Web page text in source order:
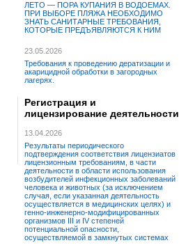
ЛЕТО — ПОРА КУПАНИЯ В ВОДОЕМАХ.
ПРИ ВЫБОРЕ ПЛЯЖА НЕОБХОДИМО
ЗНАТЬ САНИТАРНЫЕ ТРЕБОВАНИЯ,
КОТОРЫЕ ПРЕДЪЯВЛЯЮТСЯ К НИМ
23.05.2026
Требования к проведению дератизации и
акарицидной обработки в загородных
лагерях.
Регистрация и
лицензирование деятельности
13.04.2026
Результаты периодического
подтверждения соответствия лицензиатов
лицензионным требованиям, в части
деятельности в области использования
возбудителей инфекционных заболеваний
человека и животных (за исключением
случая, если указанная деятельность
осуществляется в медицинских целях) и
генно-инженерно-модифицированных
организмов III и IV степеней
потенциальной опасности,
осуществляемой в замкнутых системах